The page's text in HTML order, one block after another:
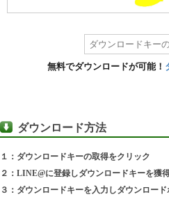
無料でダウンロードが可能！
ダウンロード方法
１：ダウンロードキーの取得をクリック
２：LINE@に登録しダウンロードキーを獲
３：ダウンロードキーを入力しダウンロー